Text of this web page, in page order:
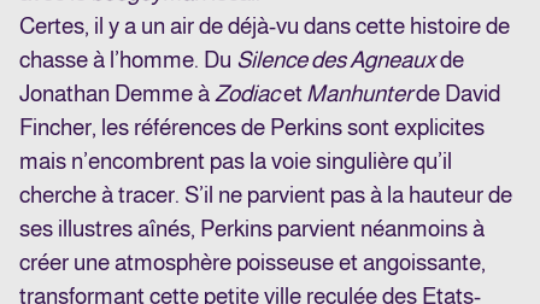
Certes, il y a un air de déjà-vu dans cette histoire de
chasse à l’homme. Du Silence des Agneauxde
Jonathan Demme à ZodiacetManhunterde David
Fincher, les références de Perkins sont explicites
mais n’encombrent pas la voie singulière qu’il
cherche à tracer. S’il ne parvient pas à la hauteur de
ses illustres aînés, Perkins parvient néanmoins à
créer une atmosphère poisseuse et angoissante,
transformant cette petite ville reculée des Etats-